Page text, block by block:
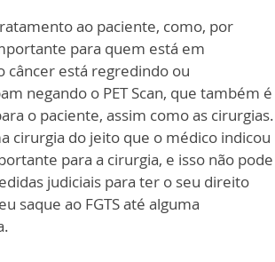
ao paciente, como, por
para quem está em
câncer está regredindo ou
negando o PET Scan, que também é
o paciente, assim como as cirurgias.
cirurgia do jeito que o médico indicou
para a cirurgia, e isso não pode
judiciais para ter o seu direito
saque ao FGTS até alguma